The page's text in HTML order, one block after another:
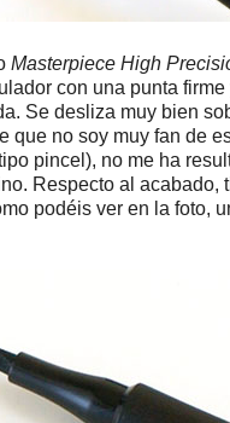
Masterpiece High
con una punta firme
Se desliza muy bien
que no soy muy fan de
pincel), no me ha
Respecto al acabado,
podéis ver en la foto,